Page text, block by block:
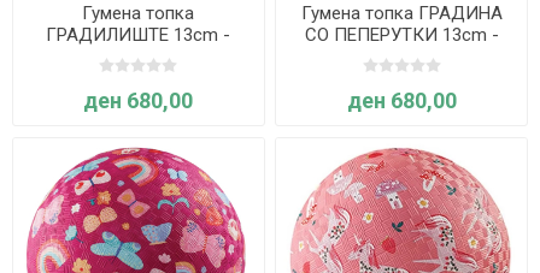
Гумена топка
ГРАДИЛИШТЕ 13cm -
Crocodile Creek
ден 680,00
Гумена топка ГРАДИНА
СО ПЕПЕРУТКИ 13cm -
Crocodile Creek
ден 680,00